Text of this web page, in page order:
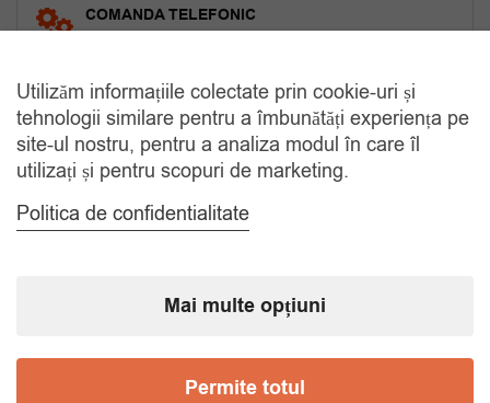
COMANDA TELEFONIC
CATEGORII
Papioane
Utilizăm informațiile colectate prin cookie-uri și
tehnologii similare pentru a îmbunătăți experiența pe
site-ul nostru, pentru a analiza modul în care îl
utilizați și pentru scopuri de marketing.
Politica de confidentialitate
Mai multe opțiuni
Permite totul